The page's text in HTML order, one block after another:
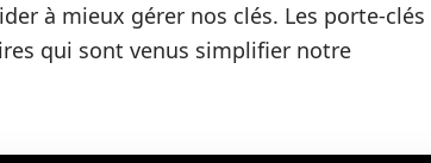
à mieux gérer nos clés. Les porte-clés
qui sont venus simplifier notre